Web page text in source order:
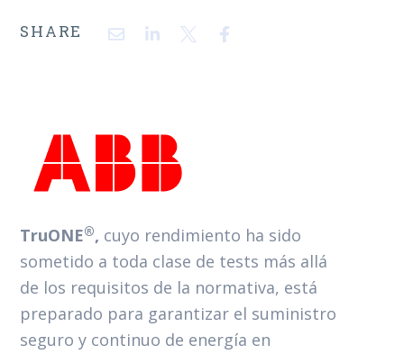
SHARE
TruONE®, cuyo rendimiento ha sido
sometido a toda clase de tests más allá
de los requisitos de la normativa, está
preparado para garantizar el suministro
seguro y continuo de energía en